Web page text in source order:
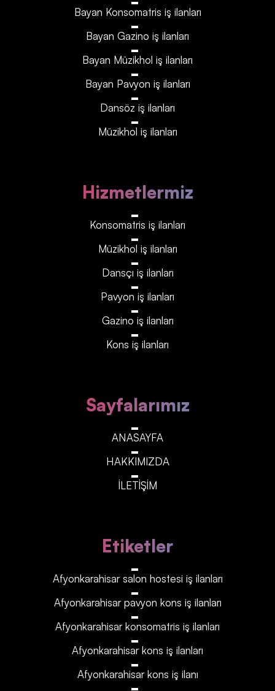
Bayan Konsomatris iş ilanları
Bayan Gazino iş ilanları
Bayan Müzikhol iş ilanları
Bayan Pavyon iş ilanları
Dansöz iş ilanları
Müzikhol iş ilanları
Hizmetlermiz
Konsomatris iş ilanları
Müzikhol iş ilanları
Dansçı iş ilanları
Pavyon iş ilanları
Gazino iş ilanları
Kons iş ilanları
Sayfalarımız
ANASAYFA
HAKKIMIZDA
İLETİŞİM
Etiketler
Afyonkarahisar‎‎‎‎ salon hostesi iş ilanları
Afyonkarahisar‎‎‎‎ pavyon kons iş ilanları
Afyonkarahisar‎‎‎‎ konsomatris iş ilanları
Afyonkarahisar‎‎‎‎ kons iş ilanları
Afyonkarahisar‎‎‎‎ kons iş ilanı